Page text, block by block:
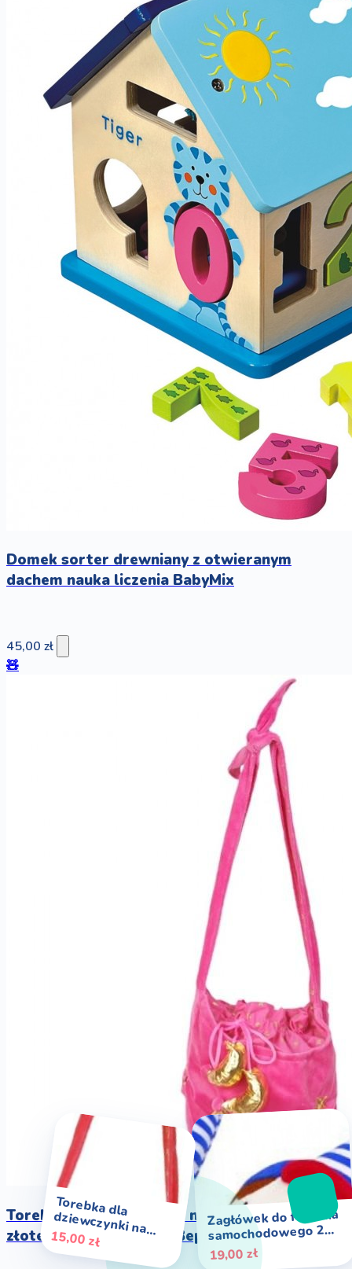
Zagłówek do fotelika
samochodowego 2w1
Wayne K`sKids
19,00 zł
Torebka dla
dziewczynki na
15,00 zł
Domek sorter drewniany z otwieranym
dachem nauka liczenia BabyMix
45,00 zł
🧸
Torebka dla dziewczynki na ramię welurowa
złote gwiazdki różowa Beppe